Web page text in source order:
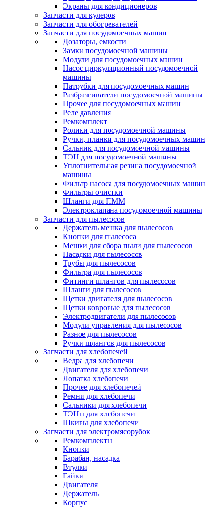
Экраны для кондиционеров
Запчасти для кулеров
Запчасти для обогревателей
Запчасти для посудомоечных машин
Дозаторы, емкости
Замки посудомоечной машины
Модули для посудомоечных машин
Насос циркуляционный посудомоечной
машины
Патрубки для посудомоечных машин
Разбразгиватели посудомоечной машины
Прочее для посудомоечных машин
Реле давления
Ремкомплект
Ролики для посудомоечной машины
Ручки, планки для посудомоечных машин
Сальник для посудомоечной машины
ТЭН для посудомоечной машины
Уплотнительная резина посудомоечной
машины
Фильтр насоса для посудомоечных машин
Фильтры очистки
Шланги для ПММ
Электроклапана посудомоечной машины
Запчасти для пылесосов
Держатель мешка для пылесосов
Кнопки для пылесоса
Мешки для сбора пыли для пылесосов
Насадки для пылесосов
Трубы для пылесосов
Фильтра для пылесосов
Фитинги шлангов для пылесосов
Шланги для пылесосов
Щетки двигателя для пылесосов
Щетки ковровые для пылесосов
Электродвигатели для пылесосов
Модули управления для пылесосов
Разное для пылесосов
Ручки шлангов для пылесосов
Запчасти для хлебопечей
Ведра для хлебопечи
Двигателя для хлебопечи
Лопатка хлебопечи
Прочее для хлебопечей
Ремни для хлебопечи
Сальники для хлебопечи
ТЭНы для хлебопечи
Шкивы для хлебопечи
Запчасти для электромясорубок
Ремкомплекты
Кнопки
Барабан, насадка
Втулки
Гайки
Двигателя
Держатель
Корпус